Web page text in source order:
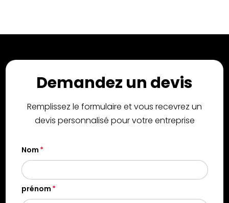
Demandez un devis
Remplissez le formulaire et vous recevrez un
devis personnalisé pour votre entreprise
Nom
prénom